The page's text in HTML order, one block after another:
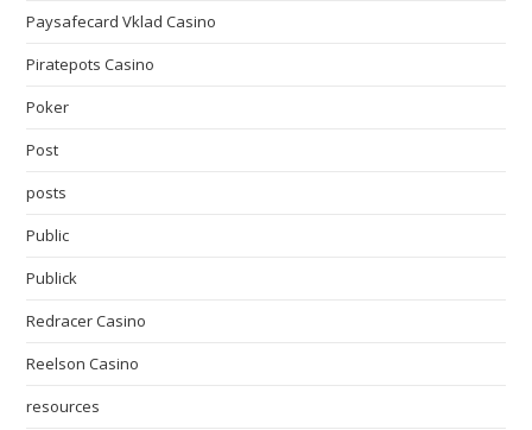
Paysafecard Vklad Casino
Piratepots Casino
Poker
Post
posts
Public
Publick
Redracer Casino
Reelson Casino
resources